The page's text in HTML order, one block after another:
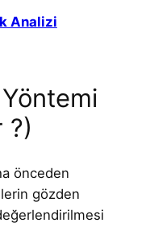
Analizi
?)
önceden
gözden